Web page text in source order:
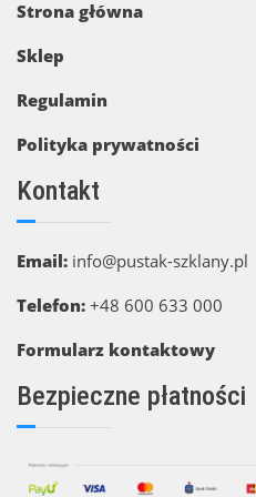
Strona główna
Sklep
Regulamin
Polityka prywatności
Kontakt
Email: info@pustak-szklany.pl
Telefon: +48 600 633 000
Formularz kontaktowy
Bezpieczne płatności